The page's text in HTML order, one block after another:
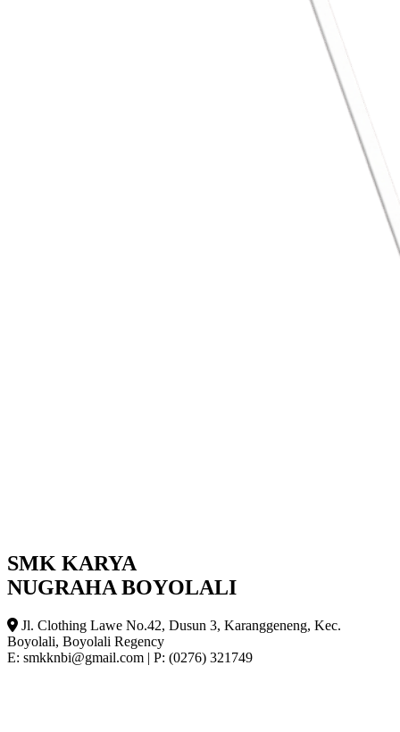
SMK KARYA
NUGRAHA BOYOLALI
Jl. Clothing Lawe No.42, Dusun 3, Karanggeneng, Kec.
Boyolali, Boyolali Regency
E: smkknbi@gmail.com | P: (0276) 321749